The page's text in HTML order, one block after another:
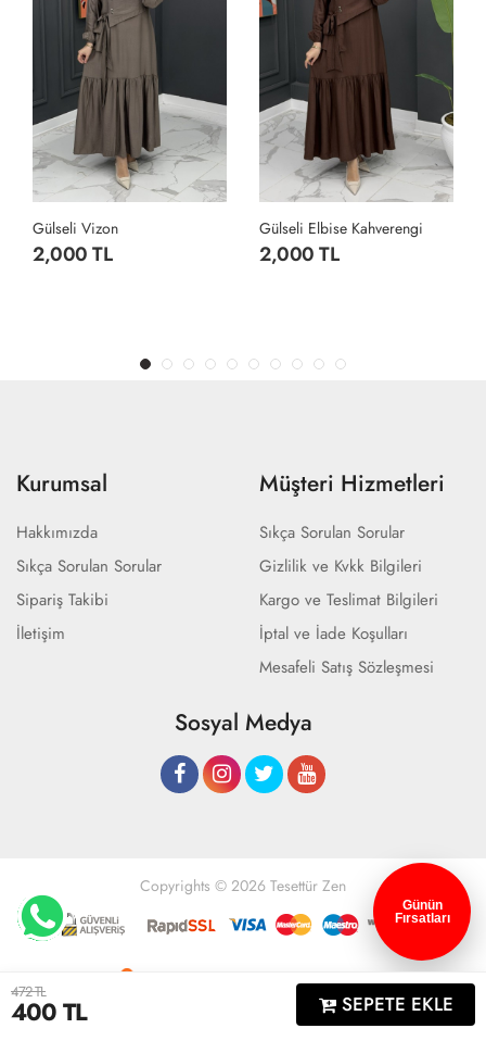
472 TL
400TL SEPETE EKLE
Gülseli Vizon
2,000 TL
Gülseli Elbise Kahverengi
2,000 TL
Kurumsal
Hakkımızda
Sıkça Sorulan Sorular
Sipariş Takibi
İletişim
Müşteri Hizmetleri
Sıkça Sorulan Sorular
Gizlilik ve Kvkk Bilgileri
Kargo ve Teslimat Bilgileri
İptal ve İade Koşulları
Mesafeli Satış Sözleşmesi
Sosyal Medya
Copyrights © 2026 Tesettür Zen
Anasayfa Sipariş Takibi İletişim
Günün
Fırsatları